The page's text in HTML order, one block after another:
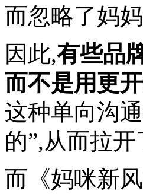
而忽略了妈
因此,有些品
而不是用更
这种单向沟
的”,从而拉
而《妈咪新